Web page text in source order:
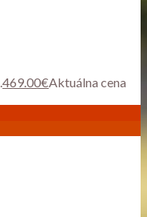
469.00€Aktuálna cena